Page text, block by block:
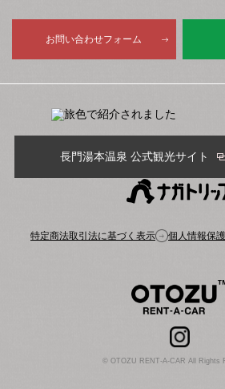
お問い合わせフォーム
長門湯本温泉 公式観光サイト
特定商法取引法に基づく表示 個人情報保
© OTOZU RENT-A-CAR All Rights